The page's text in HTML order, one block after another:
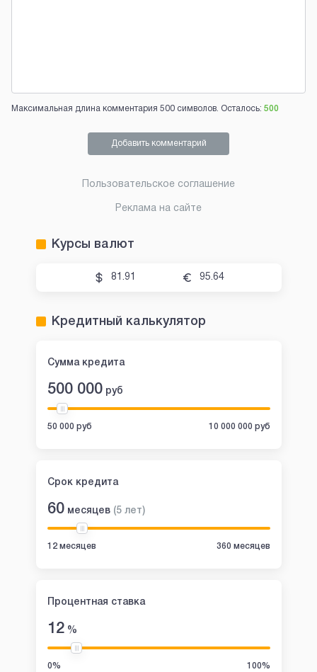
Максимальная длина комментария 500 символов. Осталось: 500
Добавить комментарий
Пользовательское соглашение
Реклама на сайте
Курсы валют
81.91 95.64
Кредитный калькулятор
Сумма кредита
500 000 руб
50 000 руб 10 000 000 руб
Срок кредита
60 месяцев (5 лет)
12 месяцев 360 месяцев
Процентная ставка
12%
0% 100%